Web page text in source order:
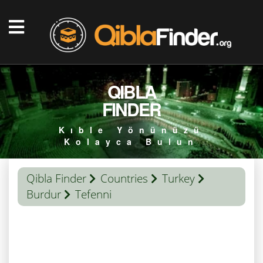
QIBLA
FINDER
Kıble Yönünüzü
Kolayca Bulun
Qibla Finder Countries
Turkey
Burdur
Tefenni